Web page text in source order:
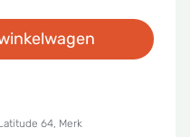
64, Merk